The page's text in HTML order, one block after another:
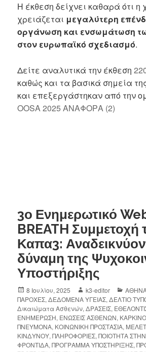
Η έκθεση δείχνει καθαρά ότι η
χρειάζεται μεγαλύτερη
οργάνωση και ενσωμάτωση
στον ευρωπαϊκό σχεδιασμό.
Δείτε αναλυτικά την έκθεση
καθώς και τα βασικά σημεία
και επεξεργάστηκαν από την
OOSA 2025 ΑΝΑΦΟΡΑ (2)
3ο Ενημερωτικό
BREATH Συμμετοχή
Καπα3:
δύναμη της
Υποστήριξης
8 Ιουλίου, 2025 k3-editor
ΠΑΡΟΧΕΣ,ΔΕΔΟΜΕΝΑ ΥΓΕΙΑΣ,ΔΕΛΤΙΟ
Δικαιώματα Ασθενών,ΔΡΑΣΕΙΣ,
ΕΝΗΜΕΡΩΣΗ, ΕΝΩΣΕΙΣ ΑΣΘΕΝΩΝ,
ΠΝΕΥΜΟΝΑ, ΚΟΙΝΩΝΙΚΗ ΠΡΟΣΤΑΣΙΑ,
ΚΙΝΔΥΝΟΥ,ΠΛΗΡΟΦΟΡΙΕΣ,ΠΟΙΟΤΗΤΑ
ΦΡΟΝΤΙΔΑ,ΠΡΟΓΡΑΜΜΑ ΥΠΟΣΤΗΡΙΞΗΣ,